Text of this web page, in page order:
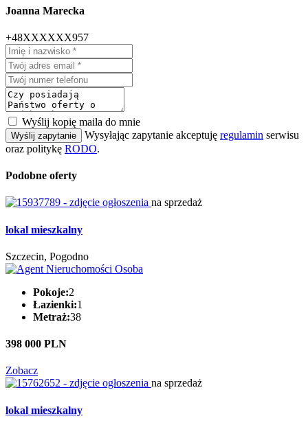
Joanna Marecka
+48XXXXXX957
Wyślij kopię maila do mnie
Wyślij zapytanie Wysyłając zapytanie akceptuję regulamin serwisu
oraz politykę RODO.
Podobne oferty
na sprzedaż
lokal mieszkalny
Szczecin, Pogodno
Pokoje:2
Łazienki:1
Metraż:38
398 000 PLN
Zobacz
na sprzedaż
lokal mieszkalny